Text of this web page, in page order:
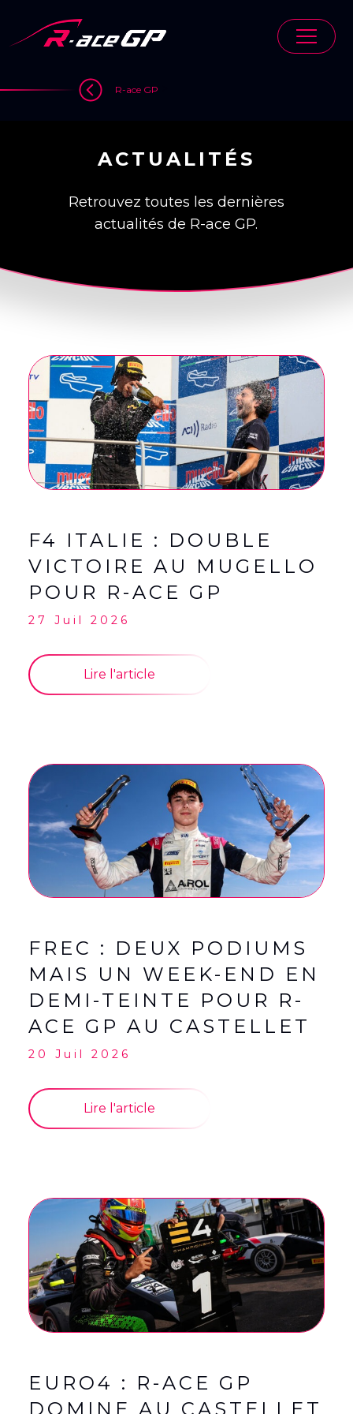
content
English(Anglais) Français
R-ace GP
ACTUALITÉS
Retrouvez toutes les dernières
actualités de R-ace GP.
F4 ITALIE : DOUBLE
VICTOIRE AU MUGELLO
POUR R-ACE GP
27 Juil 2026
Lire l'article
FREC : DEUX PODIUMS
MAIS UN WEEK-END EN
DEMI-TEINTE POUR R-
ACE GP AU CASTELLET
20 Juil 2026
Lire l'article
EURO4 : R-ACE GP
DOMINE AU CASTELLET